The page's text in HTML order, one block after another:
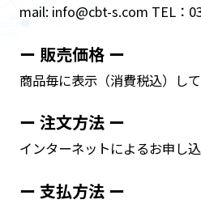
mail: info@cbt-s.com TEL：
ー 販売価格 ー
商品毎に表示（消費税込）し
ー 注文方法 ー
インターネットによるお申し
ー 支払方法 ー